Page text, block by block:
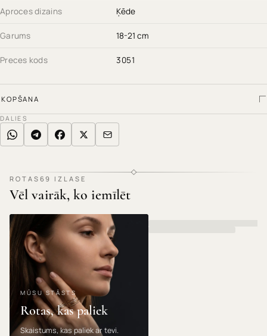
Aproces dizains Ķēde
Garums 18-21 cm
Preces kods 3051
KOPŠANA
DALIES
ROTAS69 IZLASE
Vēl vairāk, ko iemīlēt
MŪSU STĀSTS
Rotas, kas paliek
Skaistums, kas paliek ar tevi.